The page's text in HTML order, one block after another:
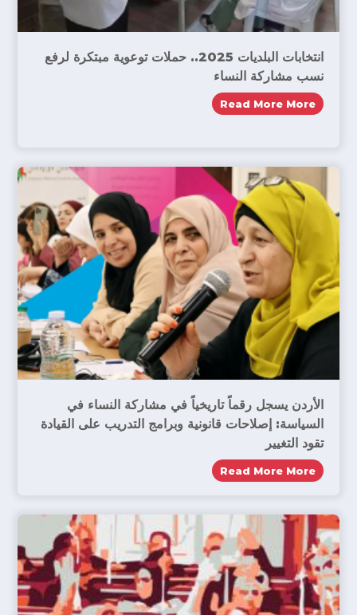
انتخابات البلديات 2025.. حملات توعوية مبتكرة لرفع
نسب مشاركة النساء
Read More
الأردن يسجل رقماً تاريخياً في مشاركة النساء في
السياسة: إصلاحات قانونية وبرامج التدريب على القيادة
تقود التغيير
Read More